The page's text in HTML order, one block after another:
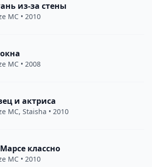
из-за стены
MC • 2010
MC • 2008
и актриса
MC, Staisha • 2010
классно
MC • 2010